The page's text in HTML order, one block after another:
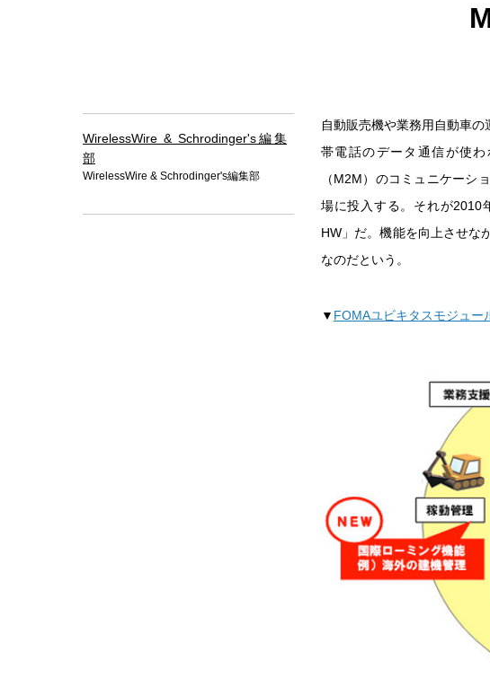
WirelessWire & Schrodinger's編集
部
WirelessWire & Schrodinger's編集部
自動販売機や業務用自動車
帯電話のデータ通信が使
（M2M）のコミュニケーシ
場に投入する。それが2010
HW」だ。機能を向上させな
なのだという。
▼ FOMAユビキタスモジュー